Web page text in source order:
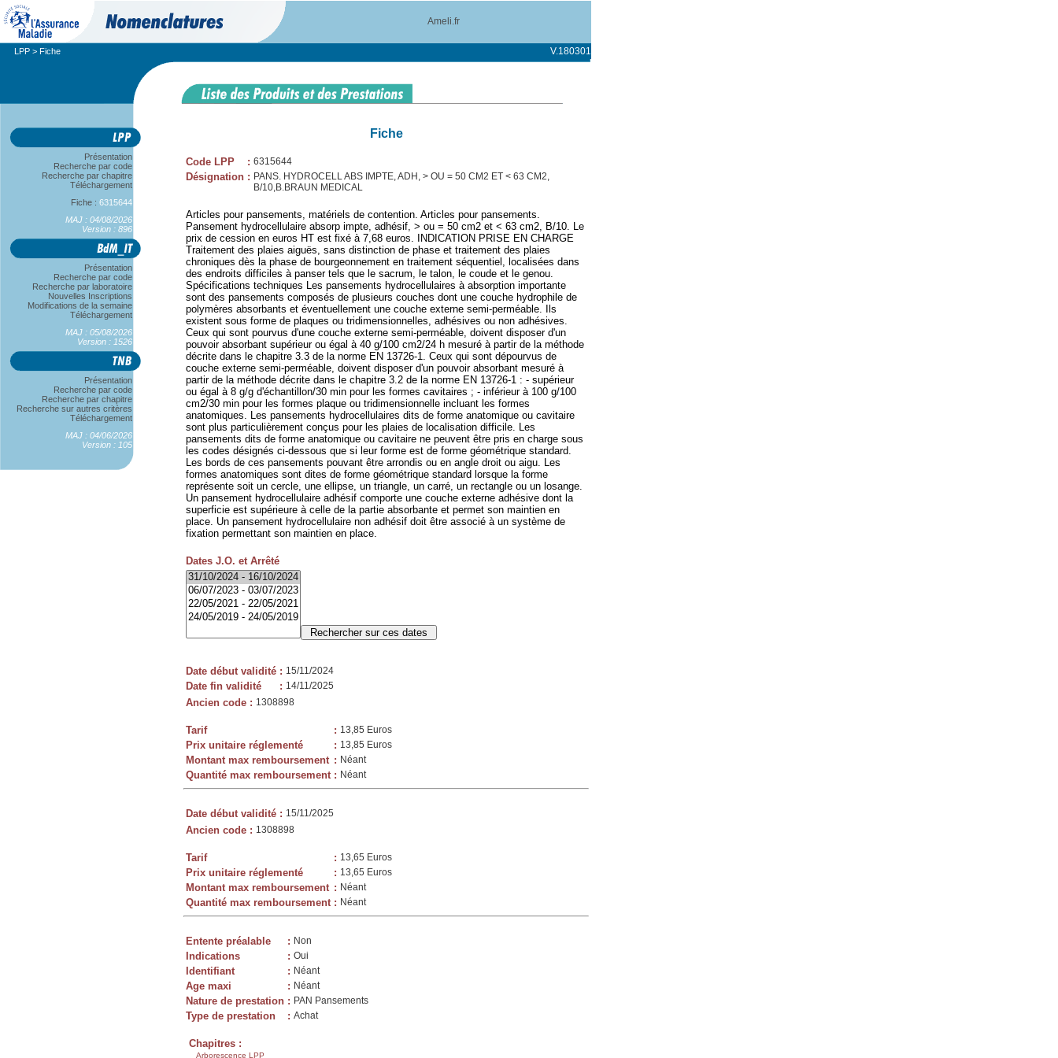
Ameli.fr
LPP > Fiche V.180301
Présentation
Recherche par code
Recherche par chapitre
Téléchargement
Fiche : 6315644
MAJ : 04/08/2026
Version : 896
Présentation
Recherche par code
Recherche par laboratoire
Nouvelles Inscriptions
Modifications de la semaine
Téléchargement
MAJ : 05/08/2026
Version : 1526
Présentation
Recherche par code
Recherche par chapitre
Recherche sur autres critères
Téléchargement
MAJ : 04/06/2026
Version : 105
Fiche
Code LPP : 6315644
Désignation : PANS. HYDROCELL ABS IMPTE, ADH, > OU = 50 CM2 ET < 63 CM2,
B/10,B.BRAUN MEDICAL
Articles pour pansements, matériels de contention. Articles pour pansements.
Pansement hydrocellulaire absorp impte, adhésif, > ou = 50 cm2 et < 63 cm2, B/10. Le
prix de cession en euros HT est fixé à 7,68 euros. INDICATION PRISE EN CHARGE
Traitement des plaies aiguës, sans distinction de phase et traitement des plaies
chroniques dès la phase de bourgeonnement en traitement séquentiel, localisées dans
des endroits difficiles à panser tels que le sacrum, le talon, le coude et le genou.
Spécifications techniques Les pansements hydrocellulaires à absorption importante
sont des pansements composés de plusieurs couches dont une couche hydrophile de
polymères absorbants et éventuellement une couche externe semi-perméable. Ils
existent sous forme de plaques ou tridimensionnelles, adhésives ou non adhésives.
Ceux qui sont pourvus d'une couche externe semi-perméable, doivent disposer d'un
pouvoir absorbant supérieur ou égal à 40 g/100 cm2/24 h mesuré à partir de la méthode
décrite dans le chapitre 3.3 de la norme EN 13726-1. Ceux qui sont dépourvus de
couche externe semi-perméable, doivent disposer d'un pouvoir absorbant mesuré à
partir de la méthode décrite dans le chapitre 3.2 de la norme EN 13726-1 : - supérieur
ou égal à 8 g/g d'échantillon/30 min pour les formes cavitaires ; - inférieur à 100 g/100
cm2/30 min pour les formes plaque ou tridimensionnelle incluant les formes
anatomiques. Les pansements hydrocellulaires dits de forme anatomique ou cavitaire
sont plus particulièrement conçus pour les plaies de localisation difficile. Les
pansements dits de forme anatomique ou cavitaire ne peuvent être pris en charge sous
les codes désignés ci-dessous que si leur forme est de forme géométrique standard.
Les bords de ces pansements pouvant être arrondis ou en angle droit ou aigu. Les
formes anatomiques sont dites de forme géométrique standard lorsque la forme
représente soit un cercle, une ellipse, un triangle, un carré, un rectangle ou un losange.
Un pansement hydrocellulaire adhésif comporte une couche externe adhésive dont la
superficie est supérieure à celle de la partie absorbante et permet son maintien en
place. Un pansement hydrocellulaire non adhésif doit être associé à un système de
fixation permettant son maintien en place.
Dates J.O. et Arrêté
Date début validité : 15/11/2024
Date fin validité : 14/11/2025
Ancien code : 1308898
Tarif : 13,85 Euros
Prix unitaire réglementé : 13,85 Euros
Montant max remboursement : Néant
Quantité max remboursement : Néant
Date début validité : 15/11/2025
Ancien code : 1308898
Tarif : 13,65 Euros
Prix unitaire réglementé : 13,65 Euros
Montant max remboursement : Néant
Quantité max remboursement : Néant
Entente préalable : Non
Indications : Oui
Identifiant : Néant
Age maxi : Néant
Nature de prestation : PAN Pansements
Type de prestation : Achat
Chapitres :
Arborescence LPP